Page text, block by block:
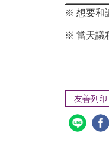
※ 想要和
※ 當天議
友善列印